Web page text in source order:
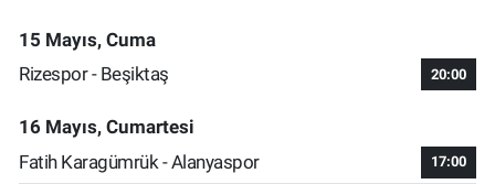
15 Mayıs, Cuma
Rizespor - Beşiktaş
20:00
16 Mayıs, Cumartesi
Fatih Karagümrük - Alanyaspor
17:00